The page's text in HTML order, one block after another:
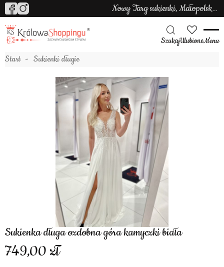
Nowy Targ sukienki, Małopolska sukienki
SzukajUlubioneMenu
Start Sukienki długie
Sukienka długa ozdobna góra kamyczki biała
749,00